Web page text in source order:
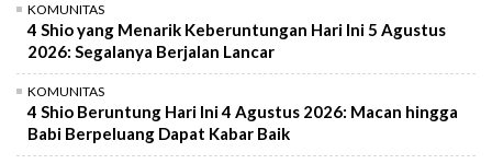
KOMUNITAS
4 Shio yang Menarik Keberuntungan Hari Ini 5 Agustus
2026: Segalanya Berjalan Lancar
KOMUNITAS
4 Shio Beruntung Hari Ini 4 Agustus 2026: Macan hingga
Babi Berpeluang Dapat Kabar Baik